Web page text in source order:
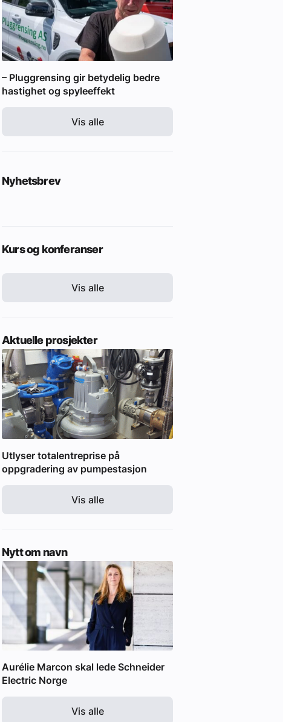
– Pluggrensing gir betydelig bedre
hastighet og spyleeffekt
Vis alle
Nyhetsbrev
Kurs og konferanser
Vis alle
Aktuelle prosjekter
Utlyser totalentreprise på
oppgradering av pumpestasjon
Vis alle
Nytt om navn
Aurélie Marcon skal lede Schneider
Electric Norge
Vis alle